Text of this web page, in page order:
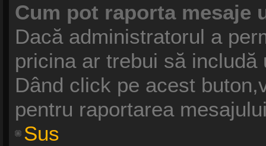
Cum pot raporta mesaje
Dacă administratorul a
pricina ar trebui să
Dând click pe acest
pentru raportarea
Sus